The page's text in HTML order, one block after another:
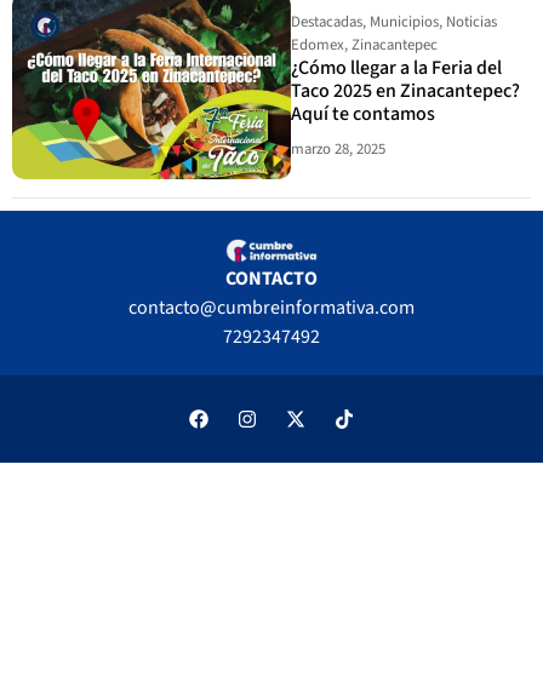
Destacadas, Municipios, Noticias
Edomex,Zinacantepec
¿Cómo llegar a la Feria del
Taco 2025 en Zinacantepec?
Aquí te contamos
marzo 28, 2025
CONTACTO
contacto@cumbreinformativa.com
7292347492